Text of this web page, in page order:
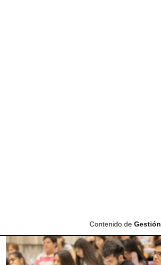
Contenido de Gestión